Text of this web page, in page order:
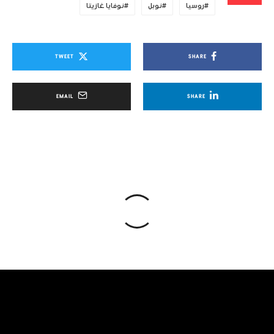
روسيا نوبل نوفايا غازيتا
SHARE
TWEET
SHARE
EMAIL